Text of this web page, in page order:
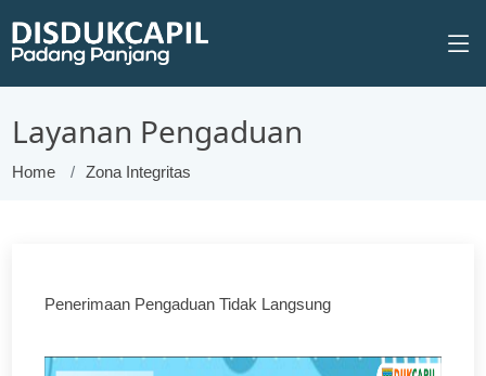
Layanan Pengaduan
Home Zona Integritas
Penerimaan Pengaduan Tidak Langsung